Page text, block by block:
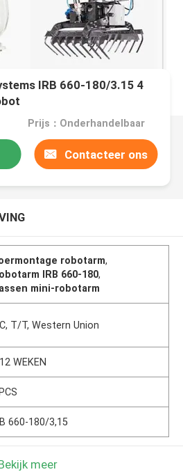
IRB 660-180/3.15 4
Prijs：Onderhandelbaar
Contacteer ons
robotarm,
IRB 660-180,
mini-robotarm
T/T, Western Union
WEKEN
660-180/3,15
meer